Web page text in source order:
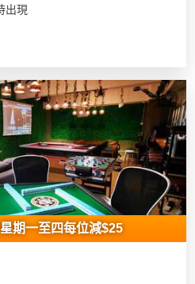
出現
期一至四每位減$25